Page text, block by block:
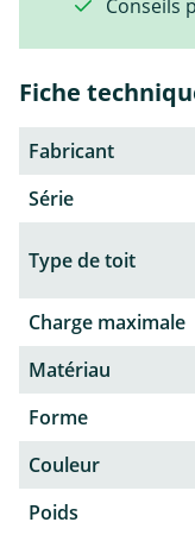
Conseils
Fiche
Fabricant
Série
Type de toit
Charge maximale
Matériau
Forme
Couleur
Poids